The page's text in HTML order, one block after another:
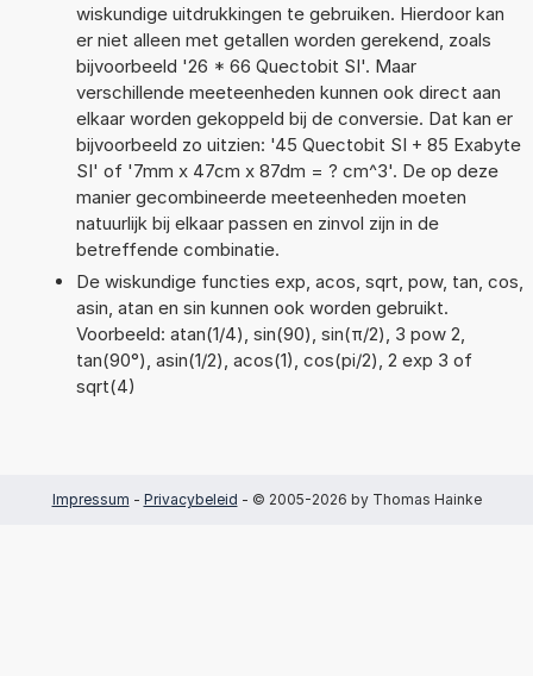
wiskundige uitdrukkingen te gebruiken. Hierdoor kan
er niet alleen met getallen worden gerekend, zoals
bijvoorbeeld '26 * 66 Quectobit SI'. Maar
verschillende meeteenheden kunnen ook direct aan
elkaar worden gekoppeld bij de conversie. Dat kan er
bijvoorbeeld zo uitzien: '45 Quectobit SI + 85 Exabyte
SI' of '7mm x 47cm x 87dm = ? cm^3'. De op deze
manier gecombineerde meeteenheden moeten
natuurlijk bij elkaar passen en zinvol zijn in de
betreffende combinatie.
De wiskundige functies exp, acos, sqrt, pow, tan, cos,
asin, atan en sin kunnen ook worden gebruikt.
Voorbeeld: atan(1/4), sin(90), sin(π/2), 3 pow 2,
tan(90°), asin(1/2), acos(1), cos(pi/2), 2 exp 3 of
sqrt(4)
Impressum - Privacybeleid - © 2005-2026 by Thomas Hainke